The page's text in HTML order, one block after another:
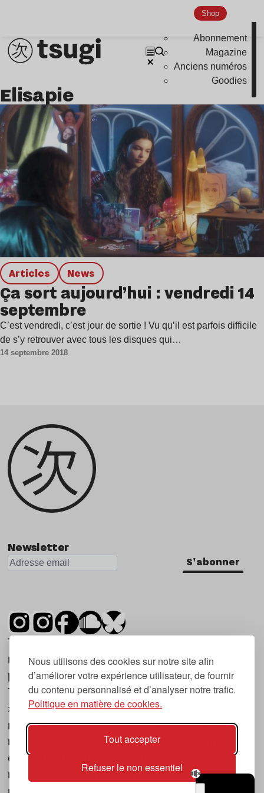
Nous utilisons des cookies sur notre site afin
d’améliorer votre expérience utilisateur, de fournir
du contenu personnalisé et d’analyser notre trafic.
Politique en matière de cookies.
Tout accepter
Refuser le non essentiel
Shop
Abonnement
Magazine
Anciens numéros
Goodies
Indie
Elisapie
Articles news
Ça sort aujourd’hui : vendredi 14
septembre
C’est vendredi, c’est jour de sortie ! Vu qu’il est parfois difficile
de s’y retrouver avec tous les disques qui…
14 septembre 2018
Newsletter
S'abonner
Tsugi est un mensuel indépendant sur la
musique et les nouvelles tendances, dont la
première parution date de 2007.
Tsugi en japonais signifie « prochain », « suivant
», ce qui correspond à la thématique du
magazine, à l’affût des nouvelles tendances
musicales, qu’elles viennent de la musique
électronique, du rock ou du hip hop, et des
nouveaux phénomènes de société liés à la